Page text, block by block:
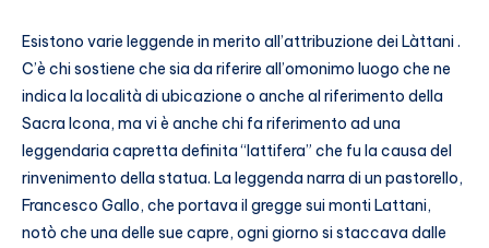
Esistono varie leggende in merito all’attribuzione dei Làttani .
C’è chi sostiene che sia da riferire all’omonimo luogo che ne
indica la località di ubicazione o anche al riferimento della
Sacra Icona, ma vi è anche chi fa riferimento ad una
leggendaria capretta definita “lattifera” che fu la causa del
rinvenimento della statua. La leggenda narra di un pastorello,
Francesco Gallo, che portava il gregge sui monti Lattani,
notò che una delle sue capre, ogni giorno si staccava dalle